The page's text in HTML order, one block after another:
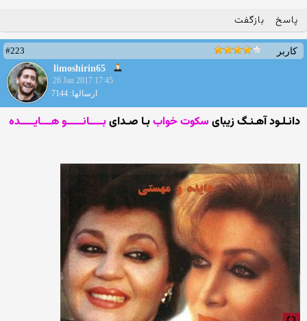
پاسخ بازگفت
کاربر
#223
limoshirin65
26 Jan 2017 17:45
ارسالها: 7144
دانـلـود آهـنـگ زیبایسکوت خواببـا صـدایبـــــانــــــو هــــایـــــده